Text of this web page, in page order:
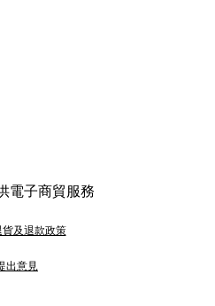
電子商貿服務
貨及退款政策
出意見